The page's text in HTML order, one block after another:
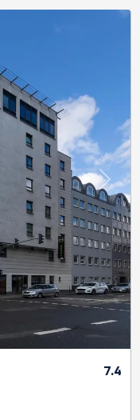
Next
7.4